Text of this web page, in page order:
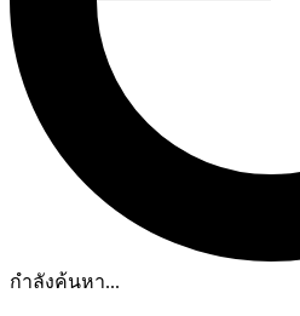
กำลังค้นหา...